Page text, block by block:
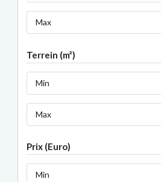
Max
Terrein (m²)
Min
Max
Prix (Euro)
Min